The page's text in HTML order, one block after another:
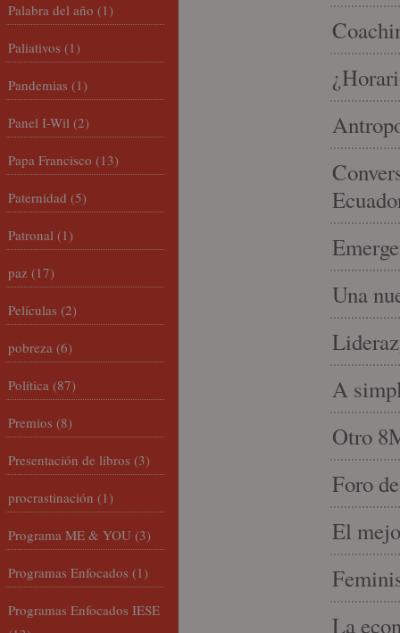
Una
A
Otro
Foro
El
La
Palabra del año (1)
Paliativos (1)
Pandemias (1)
Panel I-Wil (2)
Papa Francisco (13)
Paternidad (5)
Patronal (1)
paz (17)
Películas (2)
pobreza (6)
Política (87)
Premios (8)
Presentación de libros (3)
procrastinación (1)
Programa ME & YOU (3)
Programas Enfocados (1)
Programas Enfocados IESE